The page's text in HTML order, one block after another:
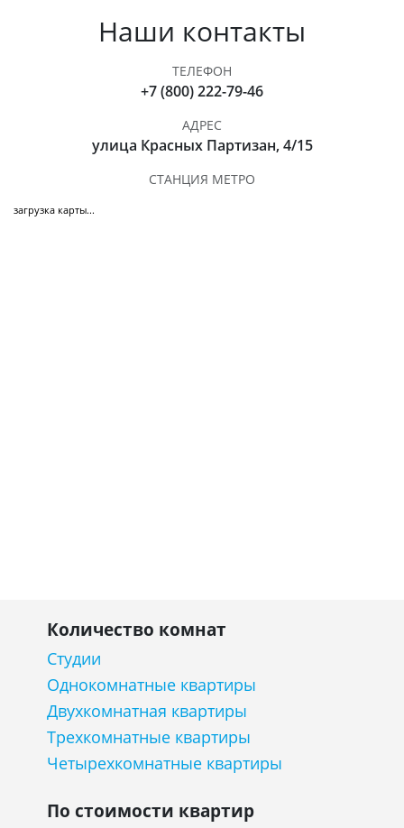
Наши контакты
ТЕЛЕФОН
+7 (800) 222-79-46
АДРЕС
улица Красных Партизан, 4/15
СТАНЦИЯ МЕТРО
загрузка карты...
Количество комнат
Студии
Однокомнатные квартиры
Двухкомнатная квартиры
Трехкомнатные квартиры
Четырехкомнатные квартиры
По стоимости квартир